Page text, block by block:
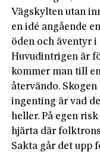
Vägskylten utan
en idé angående
öden och äventyr
Huvudintrigen är
kommer man till
återvändo.
ingenting är vad
heller. På egen
hjärta där
Sakta går det upp